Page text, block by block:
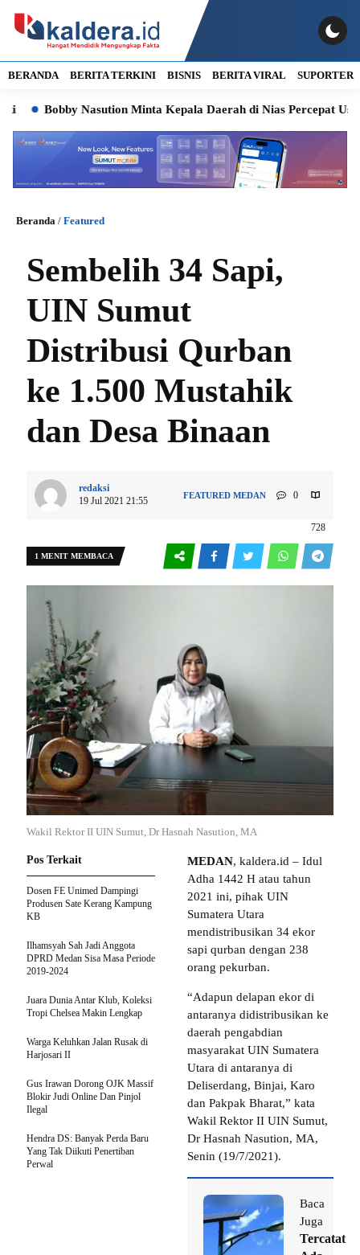
BERANDA BERITA TERKINI BISNIS BERITA VIRAL SUPORTER
Bobby Nasution Minta Kepala Daerah di Nias Percepat Usulan
Beranda / Featured
Sembelih 34 Sapi,
UIN Sumut
Distribusi Qurban
ke 1.500 Mustahik
dan Desa Binaan
redaksi
19 Jul 2021 21:55
FEATURED MEDAN 0
728
1 MENIT MEMBACA
Wakil Rektor II UIN Sumut, Dr Hasnah Nasution, MA
MEDAN, kaldera.id – Idul
Adha 1442 H atau tahun
2021 ini, pihak UIN
Sumatera Utara
mendistribusikan 34 ekor
sapi qurban dengan 238
orang pekurban.
“Adapun delapan ekor di
antaranya didistribusikan ke
daerah pengabdian
masyarakat UIN Sumatera
Utara di antaranya di
Deliserdang, Binjai, Karo
dan Pakpak Bharat,” kata
Wakil Rektor II UIN Sumut,
Dr Hasnah Nasution, MA,
Senin (19/7/2021).
Baca
Juga
Tercatat
Pos Terkait
Dosen FE Unimed Dampingi
Produsen Sate Kerang Kampung
KB
Ilhamsyah Sah Jadi Anggota
DPRD Medan Sisa Masa Periode
2019-2024
Juara Dunia Antar Klub, Koleksi
Tropi Chelsea Makin Lengkap
Warga Keluhkan Jalan Rusak di
Harjosari II
Gus Irawan Dorong OJK Massif
Blokir Judi Online Dan Pinjol
Ilegal
Hendra DS: Banyak Perda Baru
Yang Tak Diikuti Penertiban
Perwal